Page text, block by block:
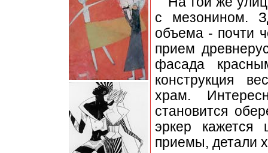
с мезонином.
объема - почти
прием
фасада
конструкция
храм.
становится
эркер кажется
приемы, детали